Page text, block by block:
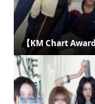
【KM Chart